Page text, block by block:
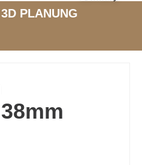
3D PLANUNG